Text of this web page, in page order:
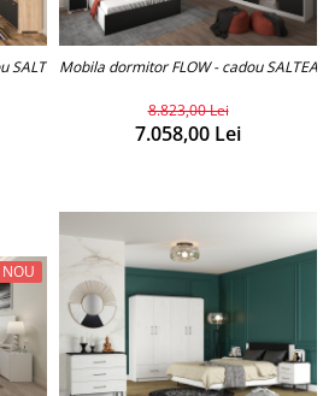
SALTEAUAMobila dormitor FLOW - cadou
8.823,00 Lei
7.058,00 Lei
NOU